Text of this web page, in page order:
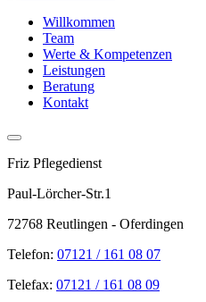
Willkommen
Team
Werte & Kompetenzen
Leistungen
Beratung
Kontakt
Friz Pflegedienst
Paul-Lörcher-Str.1
72768 Reutlingen - Oferdingen
Telefon: 07121 / 161 08 07
Telefax: 07121 / 161 08 09